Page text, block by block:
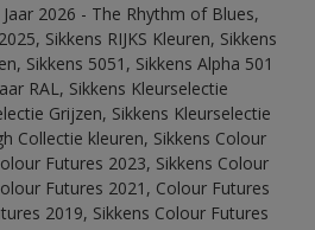
2026 - The Rhythm of Blues,
Sikkens RIJKS Kleuren, Sikkens
Sikkens 5051, Sikkens Alpha 501
RAL, Sikkens Kleurselectie
Grijzen, Sikkens Kleurselectie
Collectie kleuren, Sikkens Colour
Futures 2023, Sikkens Colour
Futures 2021, Colour Futures
2019, Sikkens Colour Futures